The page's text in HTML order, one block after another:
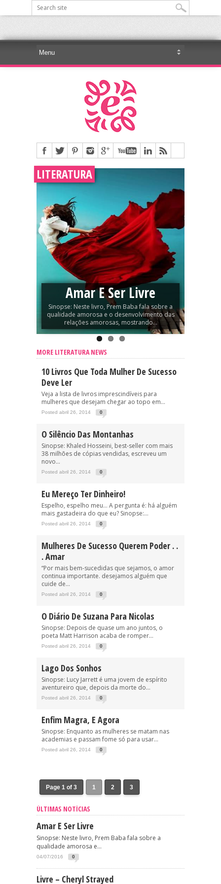
LITERATURA
Amar E Ser Livre
Sinopse: Neste livro, Prem Baba fala sobre a
qualidade amorosa e o desenvolvimento das
relações amorosas, mostrando...
MORE LITERATURA NEWS
10 Livros Que Toda Mulher De Sucesso
Deve Ler
Veja a lista de livros imprescindíveis para
mulheres que desejam chegar ao topo em...
Posted abril 26, 2014 0
O Silêncio Das Montanhas
Sinopse: Khaled Hosseini, best-seller com mais
38 milhões de cópias vendidas, escreveu um
novo...
Posted abril 26, 2014 0
Eu Mereço Ter Dinheiro!
Espelho, espelho meu… A pergunta é: há alguém
mais gastadeira do que eu? Sinopse:...
Posted abril 26, 2014 0
Mulheres De Sucesso Querem Poder . .
. Amar
“Por mais bem-sucedidas que sejamos, o amor
continua importante. desejamos alguém que
cuide de...
Posted abril 26, 2014 0
O Diário De Suzana Para Nicolas
Sinopse: Depois de quase um ano juntos, o
poeta Matt Harrison acaba de romper...
Posted abril 26, 2014 0
Lago Dos Sonhos
Sinopse: Lucy Jarrett é uma jovem de espírito
aventureiro que, depois da morte do...
Posted abril 26, 2014 0
Enfim Magra, E Agora
Sinopse: Enquanto as mulheres se matam nas
academias e passam fome só para usar...
Posted abril 26, 2014 0
Page 1 of 3 1 2 3
ÚLTIMAS NOTÍCIAS
Amar E Ser Livre
Sinopse: Neste livro, Prem Baba fala sobre a
qualidade amorosa e...
04/07/2016 0
Livre – Cheryl Strayed